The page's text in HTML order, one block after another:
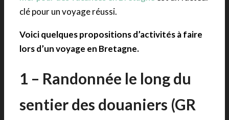
clé pour un voyage réussi.
Voici quelques propositions d’activités à faire
lors d’un voyage en Bretagne.
1 – Randonnée le long du
sentier des douaniers (GR